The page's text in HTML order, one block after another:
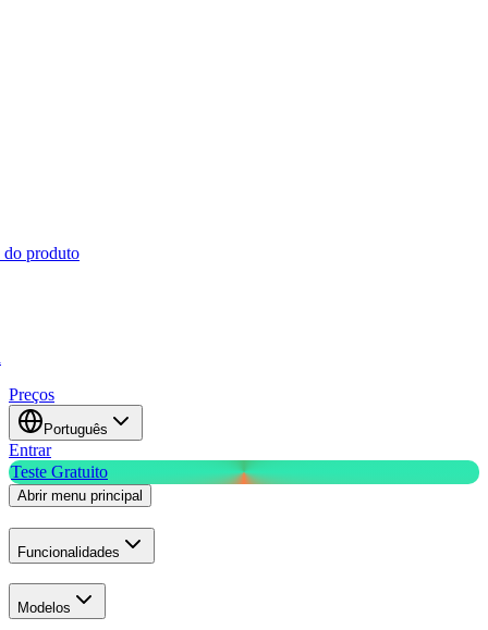
do produto
Preços
Português
Entrar
Teste Gratuito
Abrir menu principal
Funcionalidades
Modelos